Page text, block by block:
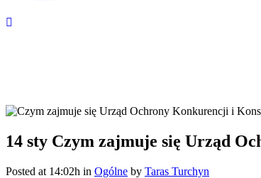
14 sty Czym zajmuje się Urząd
Posted at 14:02h in Ogólne by Taras Turchyn